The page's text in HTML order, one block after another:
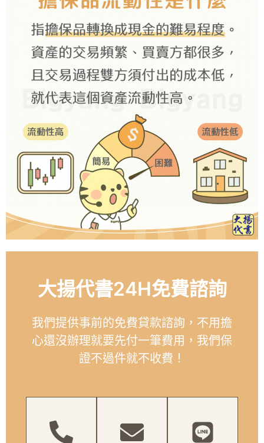
大揚代書24H免費諮詢
我們提供事前的免費貸款諮詢，不用擔
心還沒辦理就要先付一筆費用，我們保
證不過件就不收費！